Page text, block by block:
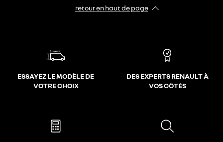
retour en haut de page​
ESSAYEZ LE MODÈLE DE
VOTRE CHOIX
DES EXPERTS RENAULT À
VOS CÔTÉS